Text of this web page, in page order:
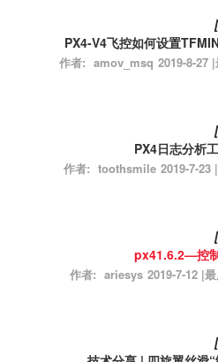
[
PX4-V4飞控如何设置
作者: amov_msq 2019-8-27 |
[
PX4日志分析
作者: toothsmile 2019-7-23 |
[
px41.6.2—控
作者: ariesys 2019-7-12 |
[